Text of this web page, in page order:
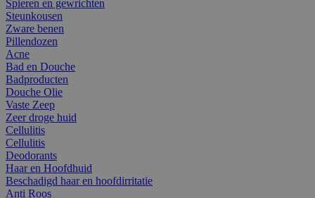
Spieren en gewrichten
Steunkousen
Zware benen
Pillendozen
Acne
Bad en Douche
Badproducten
Douche Olie
Vaste Zeep
Zeer droge huid
Cellulitis
Cellulitis
Deodorants
Haar en Hoofdhuid
Beschadigd haar en hoofdirritatie
Anti Roos